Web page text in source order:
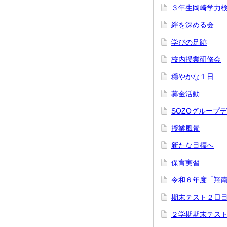
３年生岡崎学力
絆を深める会
学びの足跡
校内授業研修会
穏やかな１日
募金活動
SOZOグループ
授業風景
新たな目標へ
保育実習
令和６年度「翔
期末テスト２日目
２学期期末テスト